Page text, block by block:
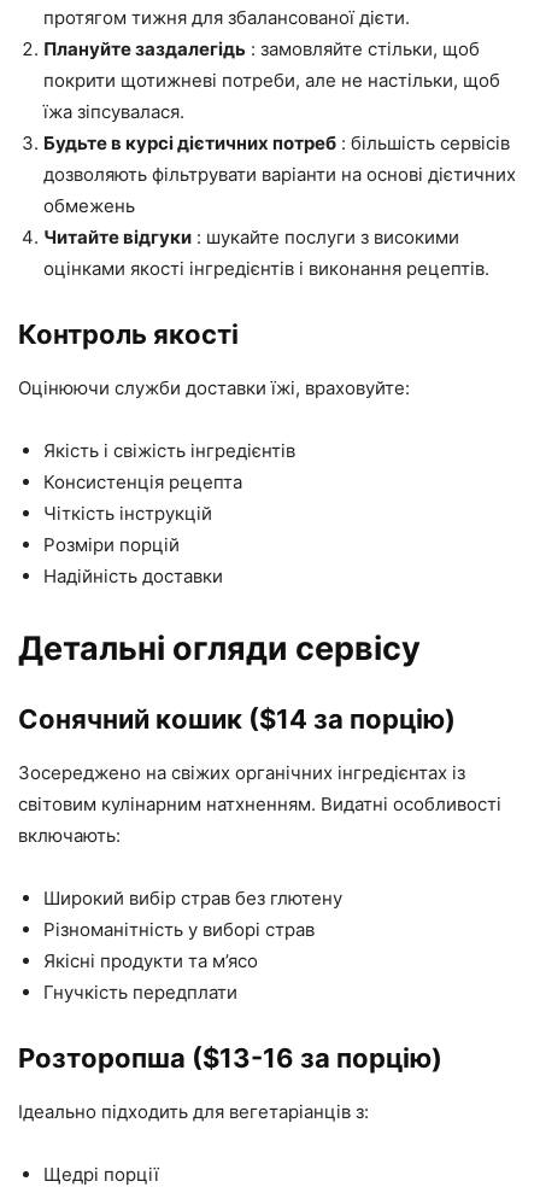
протягом тижня для збалансованої дієти.
Плануйте заздалегідь : замовляйте стільки, щоб
покрити щотижневі потреби, але не настільки, щоб
їжа зіпсувалася.
Будьте в курсі дієтичних потреб : більшість сервісів
дозволяють фільтрувати варіанти на основі дієтичних
обмежень
Читайте відгуки : шукайте послуги з високими
оцінками якості інгредієнтів і виконання рецептів.
Контроль якості
Оцінюючи служби доставки їжі, враховуйте:
Якість і свіжість інгредієнтів
Консистенція рецепта
Чіткість інструкцій
Розміри порцій
Надійність доставки
Детальні огляди сервісу
Сонячний кошик ($14 за порцію)
Зосереджено на свіжих органічних інгредієнтах із
світовим кулінарним натхненням. Видатні особливості
включають:
Широкий вибір страв без глютену
Різноманітність у виборі страв
Якісні продукти та м’ясо
Гнучкість передплати
Розторопша ($13-16 за порцію)
Ідеально підходить для вегетаріанців з:
Щедрі порції